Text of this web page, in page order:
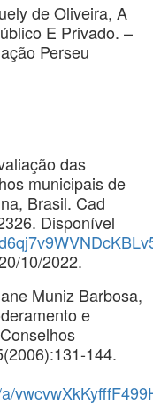
de Oliveira, A
E Privado. –
Perseu
das
municipais de
Brasil. Cad
Disponível
10/2022.
Muniz Barbosa,
e
144.